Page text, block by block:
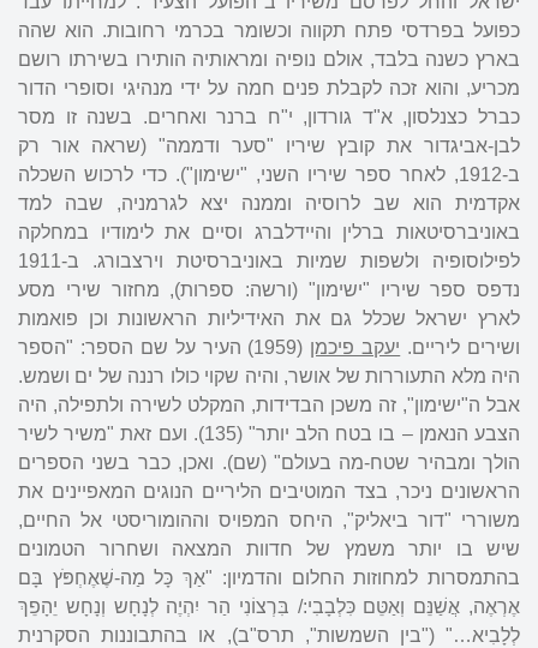
כפועל בפרדסי פתח תקווה וכשומר בכרמי רחובות. הוא שהה
בארץ כשנה בלבד, אולם נופיה ומראותיה הותירו בשירתו רושם
מכריע, והוא זכה לקבלת פנים חמה על ידי מנהיגי וסופרי הדור
כברל כצנלסון, א"ד גורדון, י"ח ברנר ואחרים. בשנה זו מסר
לבן-אביגדור את קובץ שיריו "סער ודממה" (שראה אור רק
ב-1912, לאחר ספר שיריו השני, "ישימון"). כדי לרכוש השכלה
אקדמית הוא שב לרוסיה וממנה יצא לגרמניה, שבה למד
באוניברסיטאות ברלין והיידלברג וסיים את לימודיו במחלקה
לפילוסופיה ולשפות שמיות באוניברסיטת וירצבורג. ב-1911
נדפס ספר שיריו "ישימון" (ורשה: ספרות), מחזור שירי מסע
לארץ ישראל שכלל גם את האידיליות הראשונות וכן פואמות
ושירים ליריים. יעקב פיכמן
(1959) העיר על שם הספר: "הספר
היה מלא התעוררות של אושר, והיה שקוי כולו רננה של ים ושמש.
אבל ה"ישימון", זה משכן הבדידות, המקלט לשירה ולתפילה, היה
הצבע הנאמן – בו בטח הלב יותר" (135). ועם זאת "משיר לשיר
הולך ומבהיר שטח-מה בעולם" (שם). ואכן, כבר בשני הספרים
הראשונים ניכר, בצד המוטיבים הליריים הנוגים המאפיינים את
משוררי "דור ביאליק", היחס המפויס וההומוריסטי אל החיים,
שיש בו יותר משמץ של חדוות המצאה ושחרור הטמונים
בהתמסרות למחוזות החלום והדמיון: "אַךְ כָּל מַה-שֶׁאֶחְפֹּץ בָּם
אֶרְאֶה, אֲשַׁנֵּם וְאַטֵּם כִּלְבָבִי:/ בִּרְצוֹנִי הַר יִהְיֶה לְנָחָש וְנָחָש יֵהָפֵךְ
לְלָבִיא…" ("בין השמשות", תרס"ב), או בהתבוננות הסקרנית